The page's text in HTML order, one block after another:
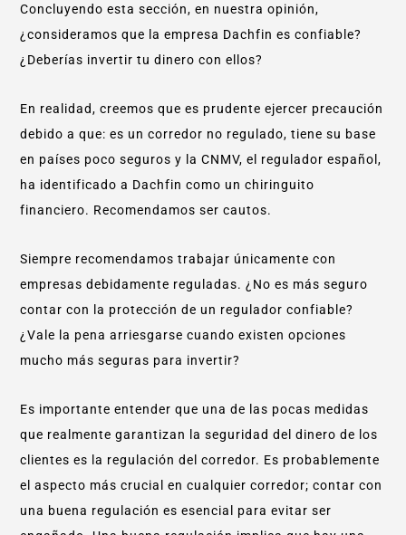
Concluyendo esta sección, en nuestra opinión,
¿consideramos que la empresa Dachfin es confiable?
¿Deberías invertir tu dinero con ellos?
En realidad, creemos que es prudente ejercer precaución
debido a que: es un corredor no regulado, tiene su base
en países poco seguros y la CNMV, el regulador español,
ha identificado a Dachfin como un chiringuito
financiero. Recomendamos ser cautos.
Siempre recomendamos trabajar únicamente con
empresas debidamente reguladas. ¿No es más seguro
contar con la protección de un regulador confiable?
¿Vale la pena arriesgarse cuando existen opciones
mucho más seguras para invertir?
Es importante entender que una de las pocas medidas
que realmente garantizan la seguridad del dinero de los
clientes es la regulación del corredor. Es probablemente
el aspecto más crucial en cualquier corredor; contar con
una buena regulación es esencial para evitar ser